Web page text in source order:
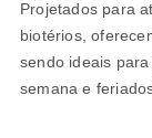
Projetados para
biotérios,
sendo ideais
semana e